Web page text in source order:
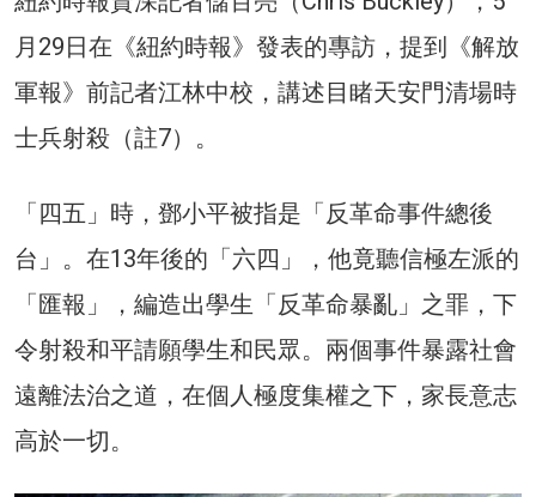
月29日在《紐約時報》發表的專訪，提到《解放
軍報》前記者江林中校，講述目睹天安門清場時
士兵射殺（註7）。
「四五」時，鄧小平被指是「反革命事件總後
台」。在13年後的「六四」，他竟聽信極左派的
「匯報」，編造出學生「反革命暴亂」之罪，下
令射殺和平請願學生和民眾。兩個事件暴露社會
遠離法治之道，在個人極度集權之下，家長意志
高於一切。